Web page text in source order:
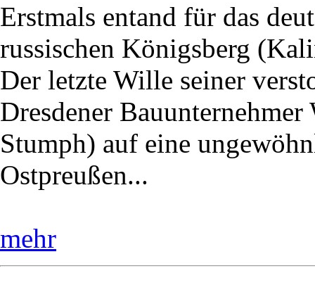
Erstmals entand für das
russischen Königsberg
Der letzte Wille seiner
Dresdener
Stumph) auf eine
Ostpreußen...
mehr